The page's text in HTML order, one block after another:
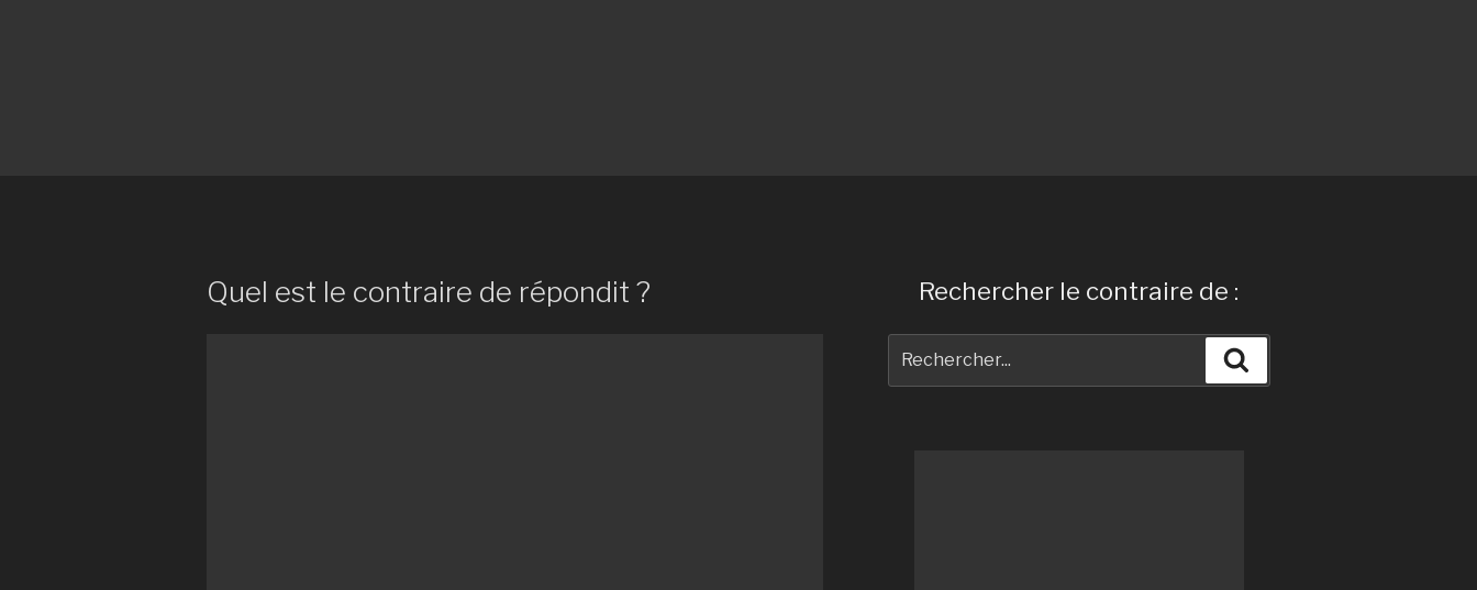
Quel est le contraire de répondit ? Rechercher le contraire de :
pour